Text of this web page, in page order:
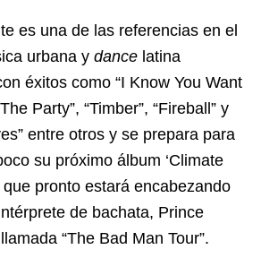
es una de las referencias en el
urbana y dance latina
éxitos como “I Know You Want
Party”, “Timber”, “Fireball” y
entre otros y se prepara para
su próximo álbum ‘Climate
que pronto estará encabezando
de bachata, Prince
“The Bad Man Tour”.